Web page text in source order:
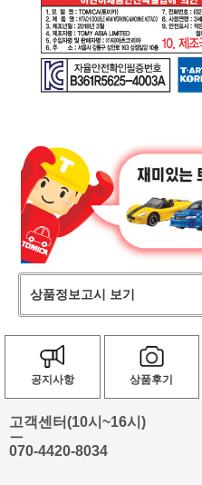
상품정보고시 보기
공지사항 상품후기
고객센터(10시~16시)
ㅡ
070-4420-8034